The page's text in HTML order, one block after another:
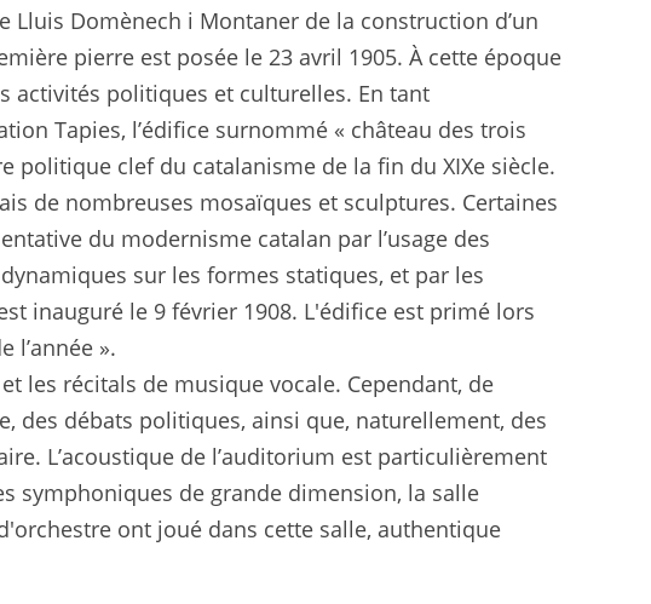
Domènech i Montaner de la construction d’un
pierre est posée le 23 avril 1905. À cette époque
activités politiques et culturelles. En tant
Tapies, l’édifice surnommé « château des trois
politique clef du catalanisme de la fin du XIXe siècle.
de nombreuses mosaïques et sculptures. Certaines
du modernisme catalan par l’usage des
sur les formes statiques, et par les
inauguré le 9 février 1908. L'édifice est primé lors
l’année ».
les récitals de musique vocale. Cependant, de
des débats politiques, ainsi que, naturellement, des
L’acoustique de l’auditorium est particulièrement
symphoniques de grande dimension, la salle
ont joué dans cette salle, authentique